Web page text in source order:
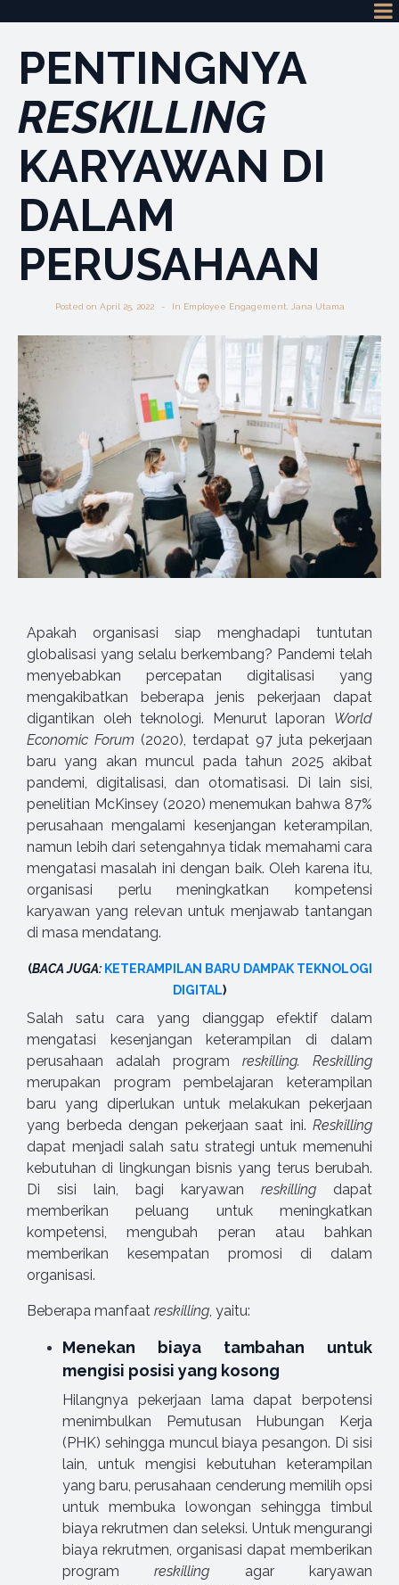
PENTINGNYA
RESKILLING
KARYAWAN DI
DALAM
PERUSAHAAN
Posted on April 25, 2022 In Employee Engagement Jana Utama
Apakah organisasi siap menghadapi tuntutan
globalisasi yang selalu berkembang? Pandemi telah
menyebabkan percepatan digitalisasi yang
mengakibatkan beberapa jenis pekerjaan dapat
digantikan oleh teknologi. Menurut laporan World
Economic Forum (2020), terdapat 97 juta pekerjaan
baru yang akan muncul pada tahun 2025 akibat
pandemi, digitalisasi, dan otomatisasi. Di lain sisi,
penelitian McKinsey (2020) menemukan bahwa 87%
perusahaan mengalami kesenjangan keterampilan,
namun lebih dari setengahnya tidak memahami cara
mengatasi masalah ini dengan baik. Oleh karena itu,
organisasi perlu meningkatkan kompetensi
karyawan yang relevan untuk menjawab tantangan
di masa mendatang.
(BACA JUGA: KETERAMPILAN BARU DAMPAK TEKNOLOGI
DIGITAL)
Salah satu cara yang dianggap efektif dalam
mengatasi kesenjangan keterampilan di dalam
perusahaan adalah program reskilling. Reskilling
merupakan program pembelajaran keterampilan
baru yang diperlukan untuk melakukan pekerjaan
yang berbeda dengan pekerjaan saat ini. Reskilling
dapat menjadi salah satu strategi untuk memenuhi
kebutuhan di lingkungan bisnis yang terus berubah.
Di sisi lain, bagi karyawan reskilling dapat
memberikan peluang untuk meningkatkan
kompetensi, mengubah peran atau bahkan
memberikan kesempatan promosi di dalam
organisasi.
Beberapa manfaat reskilling, yaitu:
Menekan biaya tambahan untuk
mengisi posisi yang kosong
Hilangnya pekerjaan lama dapat berpotensi
menimbulkan Pemutusan Hubungan Kerja
(PHK) sehingga muncul biaya pesangon. Di sisi
lain, untuk mengisi kebutuhan keterampilan
yang baru, perusahaan cenderung memilih opsi
untuk membuka lowongan sehingga timbul
biaya rekrutmen dan seleksi. Untuk mengurangi
biaya rekrutmen, organisasi dapat memberikan
programreskilling agar karyawan